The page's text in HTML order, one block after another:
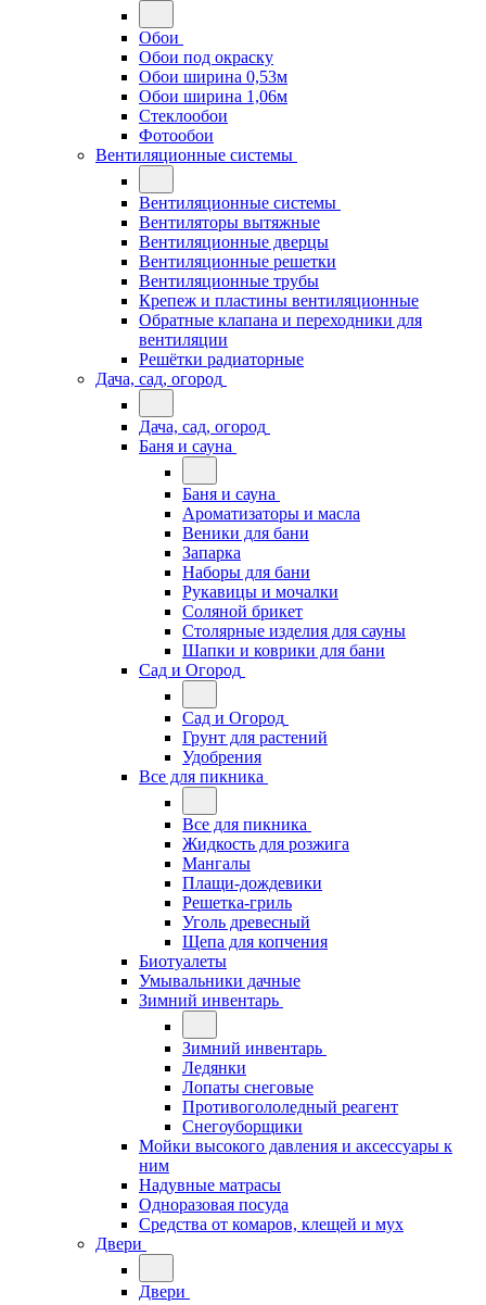
Обои
Обои под окраску
Обои ширина 0,53м
Обои ширина 1,06м
Стеклообои
Фотообои
Вентиляционные системы
Вентиляционные системы
Вентиляторы вытяжные
Вентиляционные дверцы
Вентиляционные решетки
Вентиляционные трубы
Крепеж и пластины вентиляционные
Обратные клапана и переходники для
вентиляции
Решётки радиаторные
Дача, сад, огород
Дача, сад, огород
Баня и сауна
Баня и сауна
Ароматизаторы и масла
Веники для бани
Запарка
Наборы для бани
Рукавицы и мочалки
Соляной брикет
Столярные изделия для сауны
Шапки и коврики для бани
Сад и Огород
Сад и Огород
Грунт для растений
Удобрения
Все для пикника
Все для пикника
Жидкость для розжига
Мангалы
Плащи-дождевики
Решетка-гриль
Уголь древесный
Щепа для копчения
Биотуалеты
Умывальники дачные
Зимний инвентарь
Зимний инвентарь
Ледянки
Лопаты снеговые
Противогололедный реагент
Снегоуборщики
Мойки высокого давления и аксессуары к
ним
Надувные матрасы
Одноразовая посуда
Средства от комаров, клещей и мух
Двери
Двери